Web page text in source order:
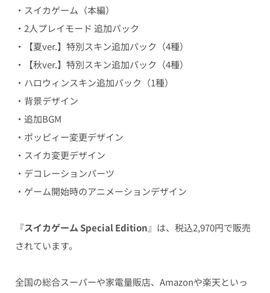
・スイカゲーム（本編）
・2人プレイモード 追加パック
・【夏ver.】特別スキン追加パック（4種）
・【秋ver.】特別スキン追加パック（4種）
・ハロウィンスキン追加パック（1種）
・背景デザイン
・追加BGM
・ポッピィー変更デザイン
・スイカ変更デザイン
・デコレーションパーツ
・ゲーム開始時のアニメーションデザイン
『スイカゲームSpecial Edition』は、税込2,970円で販売
されています。
全国の総合スーパーや家電量販店、Amazonや楽天といっ